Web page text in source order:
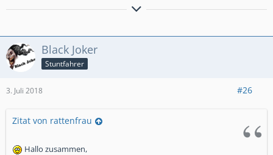
"Wer all seine Ziele erreicht hat, hat sie sich zu
Black Joker
Stuntfahrer
3. Juli 2018 #26
Zitat von rattenfrau
Hallo zusammen,